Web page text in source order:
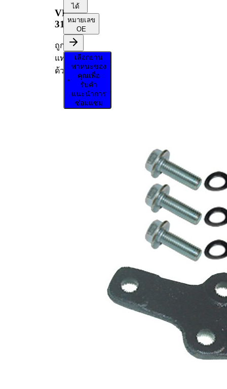
VKDS
314010
ถูก
แทนที่
ด้วย
314019
ได้
หมายเลข
OE
เลือกยาน
พาหนะของ
คุณเพื่อ
รับคำ
แนะนำการ
ซ่อมแซม